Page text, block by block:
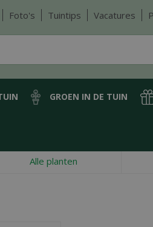
Foto's Tuintips Vacatures
GROEN IN DE TUIN
Alle planten